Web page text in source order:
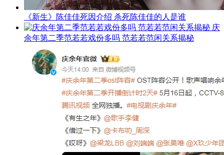
《新生》陈佳佳死因介绍 杀死陈佳佳的人是谁
庆
余年第二季范若若戏份多吗 范若若范闲关系揭秘